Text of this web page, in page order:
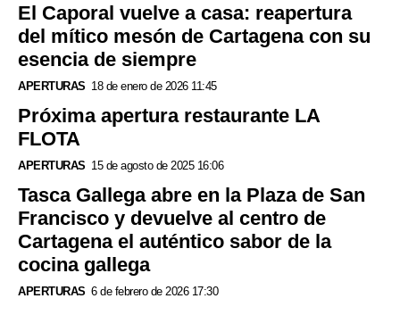
El Caporal vuelve a casa: reapertura
del mítico mesón de Cartagena con su
esencia de siempre
APERTURAS 18 de enero de 2026 11:45
Próxima apertura restaurante LA
FLOTA
APERTURAS 15 de agosto de 2025 16:06
Tasca Gallega abre en la Plaza de San
Francisco y devuelve al centro de
Cartagena el auténtico sabor de la
cocina gallega
APERTURAS 6 de febrero de 2026 17:30